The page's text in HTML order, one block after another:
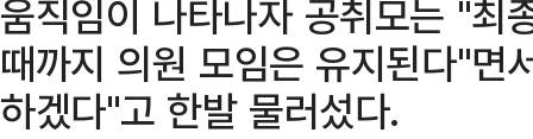
움직임이 나타나자 공취모는 "최
때까지 의원 모임은 유지된다"면
하겠다"고 한발 물러섰다.